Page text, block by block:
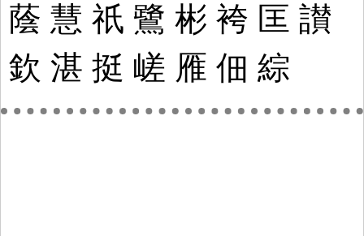
蔭 慧 祇 鷺 彬 袴 匡 讃
欽 湛 挺 嵯 雁 佃 綜